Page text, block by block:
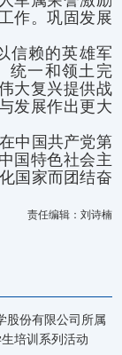
作。巩固发展
信赖的英雄军
统一和领土完
大复兴提供战
发展作出更大
中国共产党第
国特色社会主
国家而团结奋
责任编辑：刘诗楠
股份有限公司所属
培训系列活动